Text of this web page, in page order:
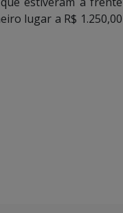
lugar a R$ 1.250,00